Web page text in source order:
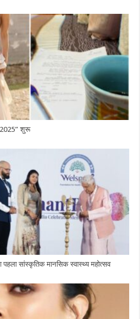
2025” शुरू
सांस्कृतिक मानसिक स्वास्थ्य महोत्सव